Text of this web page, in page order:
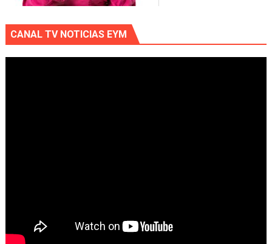
CANAL TV NOTICIAS EYM